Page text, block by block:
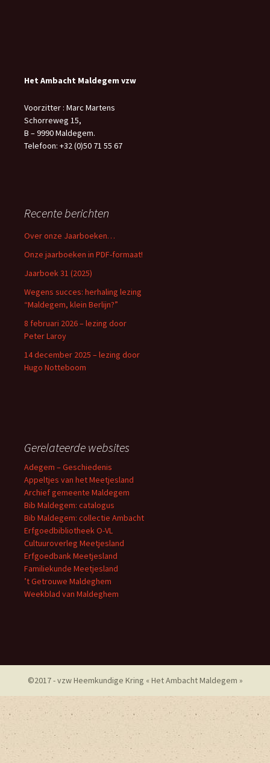
Het Ambacht Maldegem vzw
Voorzitter : Marc Martens
Schorreweg 15,
B – 9990 Maldegem.
Telefoon: +32 (0)50 71 55 67
Recente berichten
Over onze Jaarboeken…
Onze jaarboeken in PDF-formaat!
Jaarboek 31 (2025)
Wegens succes: herhaling lezing
“Maldegem, klein Berlijn?”
8 februari 2026 – lezing door
Peter Laroy
14 december 2025 – lezing door
Hugo Notteboom
Gerelateerde websites
Adegem – Geschiedenis
Appeltjes van het Meetjesland
Archief gemeente Maldegem
Bib Maldegem: catalogus
Bib Maldegem: collectie Ambacht
Erfgoedbibliotheek O-VL
Cultuuroverleg Meetjesland
Erfgoedbank Meetjesland
Familiekunde Meetjesland
’t Getrouwe Maldeghem
Weekblad van Maldeghem
©2017 - vzw Heemkundige Kring « Het Ambacht Maldegem »